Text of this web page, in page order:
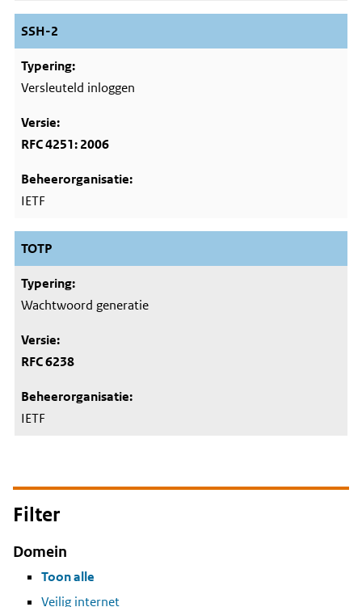
SSH-2
Versleuteld inloggen
RFC 4251: 2006
IETF
TOTP
Wachtwoord generatie
RFC 6238
IETF
Filter
Domein
Toon alle
Veilig internet